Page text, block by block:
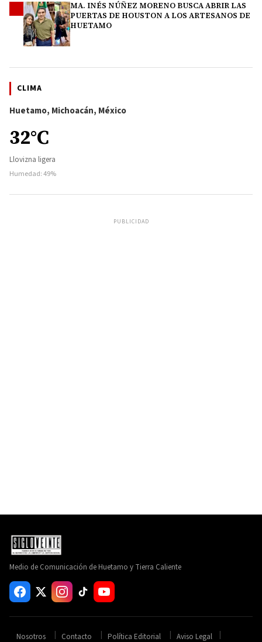
MA. INÉS NÚÑEZ MORENO BUSCA ABRIR LAS
PUERTAS DE HOUSTON A LOS ARTESANOS DE
HUETAMO
CLIMA
Huetamo, Michoacán, México
32°C
Llovizna ligera
Humedad: 49%
PUBLICIDAD
Medio de Comunicación de Huetamo y Tierra Caliente
Nosotros Contacto Política Editorial Aviso Legal